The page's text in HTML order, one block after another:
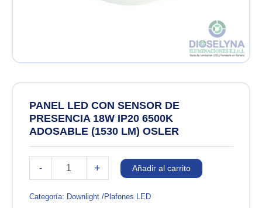
PANEL LED CON SENSOR DE
PRESENCIA 18W IP20 6500K
ADOSABLE (1530 LM) OSLER
-
SENSOR
+ Añadir al carrito
Categoría: Downlight /Plafones LED